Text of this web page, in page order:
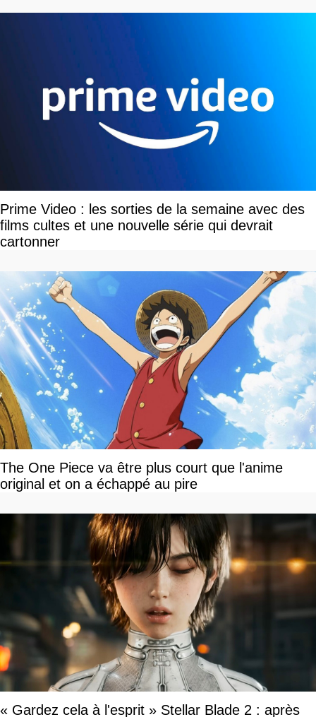
Prime Video : les sorties de la semaine avec des
films cultes et une nouvelle série qui devrait
cartonner
The One Piece va être plus court que l'anime
original et on a échappé au pire
« Gardez cela à l'esprit » Stellar Blade 2 : après